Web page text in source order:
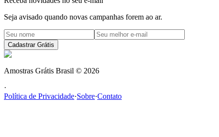
Seja avisado quando novas campanhas forem ao ar.
Cadastrar Grátis
Amostras Grátis Brasil © 2026
·
Política de Privacidade·Sobre·Contato